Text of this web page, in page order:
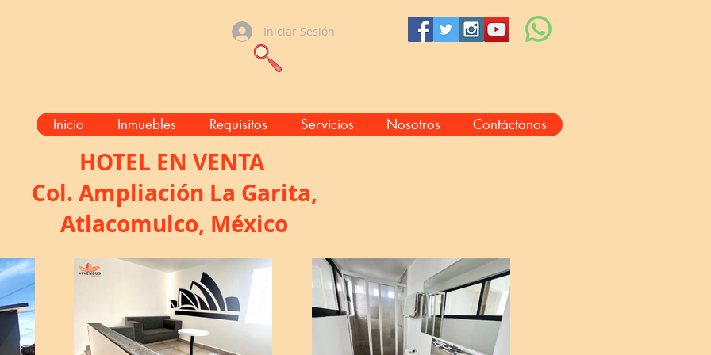
Iniciar Sesión
Inicio Inmuebles Requisitos Servicios Nosotros Contáctanos
HOTEL EN VENTA
Col. Ampliación La Garita,
Atlacomulco, México